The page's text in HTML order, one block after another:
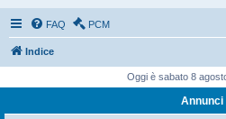
FAQ PCM
Indice
Oggi è sabato 8
Annunci